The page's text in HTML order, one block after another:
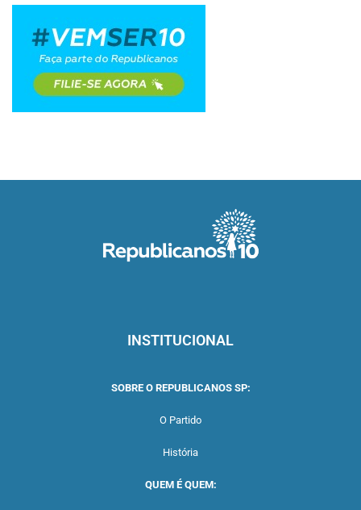
INSTITUCIONAL
SOBRE O REPUBLICANOS SP:
O Partido
História
QUEM É QUEM: